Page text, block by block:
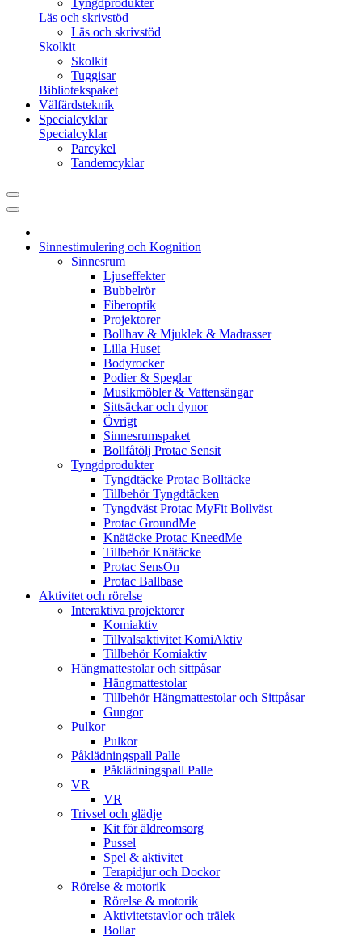
Läs och skrivstöd
Läs och skrivstöd
Skolkit
Skolkit
Tuggisar
Bibliotekspaket
Välfärdsteknik
Specialcyklar
Specialcyklar
Parcykel
Tandemcyklar
Sinnestimulering och Kognition
Sinnesrum
Ljuseffekter
Bubbelrör
Fiberoptik
Projektorer
Bollhav & Mjuklek & Madrasser
Lilla Huset
Bodyrocker
Podier & Speglar
Musikmöbler & Vattensängar
Sittsäckar och dynor
Övrigt
Sinnesrumspaket
Bollfåtölj Protac Sensit
Tyngdprodukter
Tyngdtäcke Protac Bolltäcke
Tillbehör Tyngdtäcken
Tyngdväst Protac MyFit Bollväst
Protac GroundMe
Knätäcke Protac KneedMe
Tillbehör Knätäcke
Protac SensOn
Protac Ballbase
Aktivitet och rörelse
Interaktiva projektorer
Komiaktiv
Tillvalsaktivitet KomiAktiv
Tillbehör Komiaktiv
Hängmattestolar och sittpåsar
Hängmattestolar
Tillbehör Hängmattestolar och Sittpåsar
Gungor
Pulkor
Pulkor
Påklädningspall Palle
Påklädningspall Palle
VR
VR
Trivsel och glädje
Kit för äldreomsorg
Pussel
Spel & aktivitet
Terapidjur och Dockor
Rörelse & motorik
Rörelse & motorik
Aktivitetstavlor och trälek
Bollar